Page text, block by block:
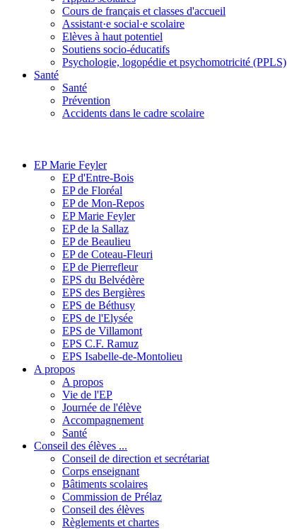
Cours de français et classes d'accueil
Assistant·e social·e scolaire
Elèves à haut potentiel
Soutiens socio-éducatifs
Psychologie, logopédie et psychomotricité (PPLS)
Santé
Santé
Prévention
Accidents dans le cadre scolaire
EP Marie Feyler
EP d'Entre-Bois
EP de Floréal
EP de Mon-Repos
EP Marie Feyler
EP de la Sallaz
EP de Beaulieu
EP de Coteau-Fleuri
EP de Pierrefleur
EPS du Belvédère
EPS des Bergières
EPS de Béthusy
EPS de l'Elysée
EPS de Villamont
EPS C.F. Ramuz
EPS Isabelle-de-Montolieu
A propos
A propos
Vie de l'EP
Journée de l'élève
Accompagnement
Santé
Conseil des élèves ...
Conseil de direction et secrétariat
Corps enseignant
Bâtiments scolaires
Commission de Prélaz
Conseil des élèves
Règlements et chartes